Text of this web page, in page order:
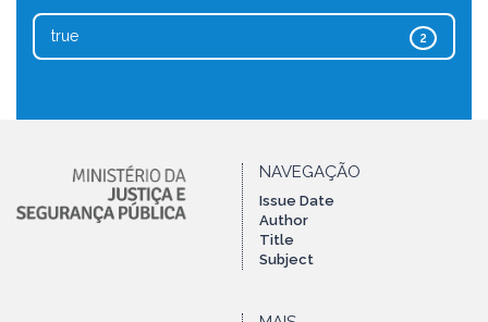
2
true
NAVEGAÇÃO
Issue Date
Author
Title
Subject